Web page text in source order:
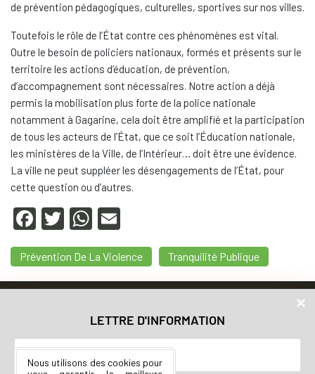
de prévention pédagogiques, culturelles, sportives sur nos villes.
Toutefois le rôle de l’État contre ces phénomènes est vital.
Outre le besoin de policiers nationaux, formés et présents sur le
territoire les actions d’éducation, de prévention,
d’accompagnement sont nécessaires. Notre action a déjà
permis la mobilisation plus forte de la police nationale
notamment à Gagarine, cela doit être amplifié et la participation
de tous les acteurs de l’État, que ce soit l’Éducation nationale,
les ministères de la Ville, de l’Intérieur… doit être une évidence.
La ville ne peut suppléer les désengagements de l’État, pour
cette question ou d’autres.
LETTRE D'INFORMATION
F
a
c
e
o
T
wi
tt
er
W
h
at
s
p
p
m
ail
Prévention De La Violence Tranquilité Publique
Accueil
Nos valeurs
Municipales 2020
Nous utilisons des cookies pour